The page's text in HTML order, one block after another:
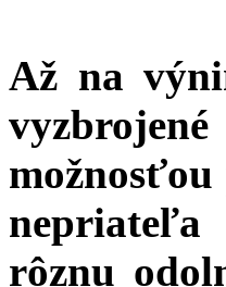
Až na
rôznu